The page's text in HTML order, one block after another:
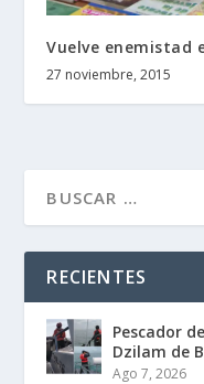
Vuelve enemistad
27 noviembre, 2015
RECIENTES
Pescador
Dzilam de
Ago 7, 2026